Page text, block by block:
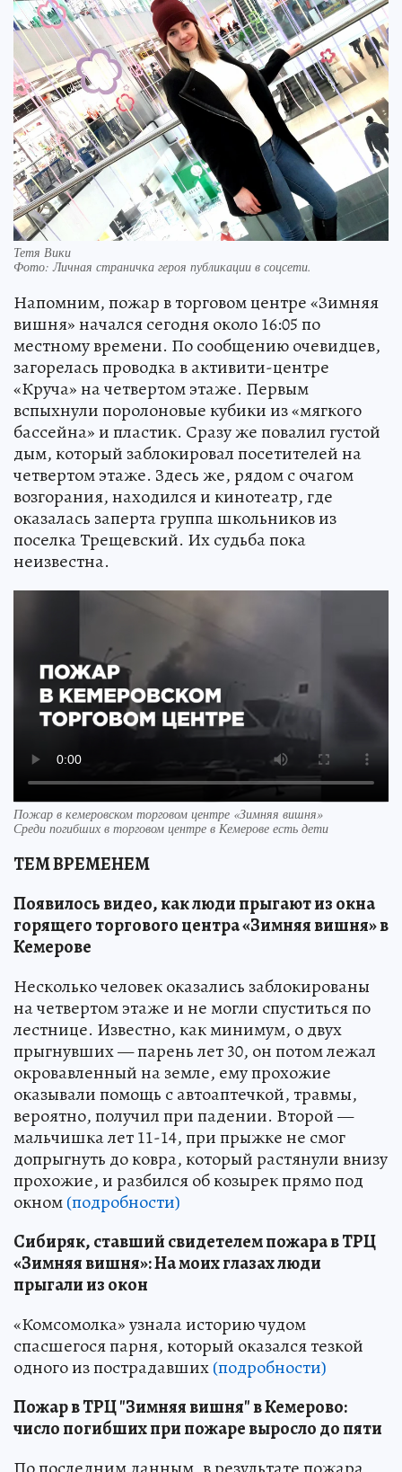
Тетя Вики
Фото:Личная страничка героя публикации в соцсети.
Напомним, пожар в торговом центре «Зимняя
вишня» начался сегодня около 16:05 по
местному времени. По сообщению очевидцев,
загорелась проводка в активити-центре
«Круча» на четвертом этаже. Первым
вспыхнули поролоновые кубики из «мягкого
бассейна» и пластик. Сразу же повалил густой
дым, который заблокировал посетителей на
четвертом этаже. Здесь же, рядом с очагом
возгорания, находился и кинотеатр, где
оказалась заперта группа школьников из
поселка Трещевский. Их судьба пока
неизвестна.
Пожар в кемеровском торговом центре «Зимняя вишня»
Среди погибших в торговом центре в Кемерове есть дети
ТЕМ ВРЕМЕНЕМ
Появилось видео, как люди прыгают из окна
горящего торгового центра «Зимняя вишня» в
Кемерове
Несколько человек оказались заблокированы
на четвертом этаже и не могли спуститься по
лестнице. Известно, как минимум, о двух
прыгнувших — парень лет 30, он потом лежал
окровавленный на земле, ему прохожие
оказывали помощь с автоаптечкой, травмы,
вероятно, получил при падении. Второй —
мальчишка лет 11-14, при прыжке не смог
допрыгнуть до ковра, который растянули внизу
прохожие, и разбился об козырек прямо под
окном(подробности)
Сибиряк, ставший свидетелем пожара в ТРЦ
«Зимняя вишня»: На моих глазах люди
прыгали из окон
«Комсомолка» узнала историю чудом
спасшегося парня, который оказался тезкой
одного из пострадавших(подробности)
Пожар в ТРЦ "Зимняя вишня" в Кемерово:
число погибших при пожаре выросло до пяти